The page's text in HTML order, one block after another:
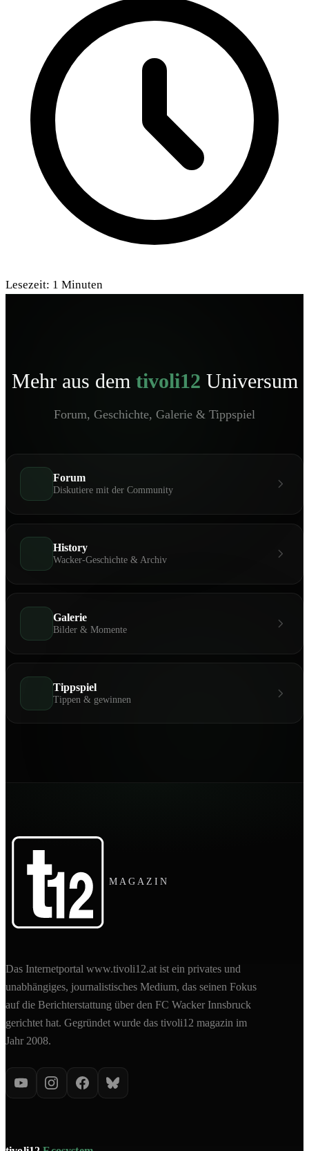
Lesezeit: 1 Minuten
Mehr aus dem tivoli12 Universum
Forum, Geschichte, Galerie & Tippspiel
Forum
Diskutiere mit der Community
History
Wacker-Geschichte & Archiv
Galerie
Bilder & Momente
Tippspiel
Tippen & gewinnen
MAGAZIN
Das Internetportal www.tivoli12.at ist ein privates und
unabhängiges, journalistisches Medium, das seinen Fokus
auf die Berichterstattung über den FC Wacker Innsbruck
gerichtet hat. Gegründet wurde das tivoli12 magazin im
Jahr 2008.